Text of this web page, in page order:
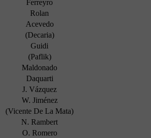
Ferreyro
Rolan
Acevedo
(Decaria)
Guidi
(Paflik)
Maldonado
Daquarti
J. Vázquez
W. Jiménez
(Vicente De La Mata)
N. Rambert
O. Romero